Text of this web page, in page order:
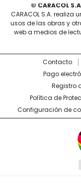
© CARACOL
CARACOL S.A.
usos de las obras y
web a medios de
Contacto
Pago
Registro
Política de
Configuración de